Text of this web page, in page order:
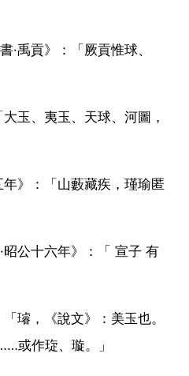
·禹貢》：「厥貢惟球、
玉、夷玉、天球、河圖，
》：「山藪藏疾，瑾瑜匿
公十六年》：「 宣子 有
璿，《說文》：美玉也。
或作琁、璇。」